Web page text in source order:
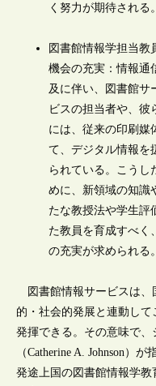
く努力が期待される。
図書館情報学担当教
機会の充実：情報通
及に伴い、図書館サ
ビスの担当者や、彼
には、従来の印刷媒
て、デジタル情報を
られている。こうし
めに、新領域の知識
たな教授法や学生評
た教員を育成すべく
の充実が求められる。
図書館情報サービスは、
的・社会的発展と連動し
発揮できる。その意味で、
（Catherine A. Johnson）
発途上国の図書館情報学教